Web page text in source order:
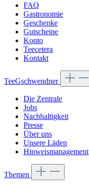
FAQ
Gastronomie
Geschenke
Gutscheine
Konto
Teecetera
Kontakt
TeeGschwendner
Die Zentrale
Jobs
Nachhaltigkeit
Presse
Über uns
Unsere Läden
Hinweismanagement
Themen